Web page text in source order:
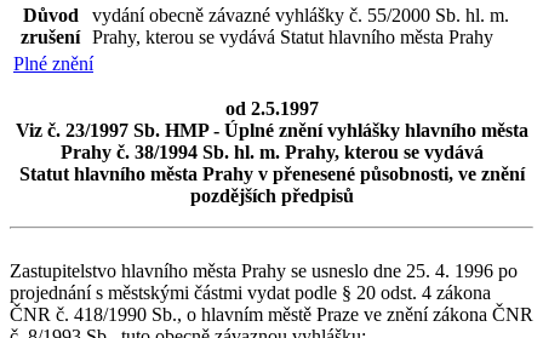
Důvod
zrušení
vydání obecně závazné vyhlášky č. 55/2000 Sb. hl. m.
Prahy, kterou se vydává Statut hlavního města Prahy
Plné znění
od 2.5.1997
Viz č. 23/1997 Sb. HMP - Úplné znění vyhlášky hlavního města
Prahy č. 38/1994 Sb. hl. m. Prahy, kterou se vydává
Statut hlavního města Prahy v přenesené působnosti, ve znění
pozdějších předpisů
Zastupitelstvo hlavního města Prahy se usneslo dne 25. 4. 1996 po
projednání s městskými částmi vydat podle § 20 odst. 4 zákona
ČNR č. 418/1990 Sb., o hlavním městě Praze ve znění zákona ČNR